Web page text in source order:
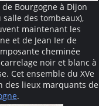
Bourgogne à Dijon
des tombeaux),
maintenant les
et de Jean Ier de
cheminée
noir et blanc à
Cet ensemble du XVe
des lieux marquants de
.